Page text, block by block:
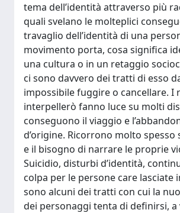
tema dell’identità attraverso più
quali svelano le molteplici
travaglio dell’identità di una
movimento porta, cosa significa
una cultura o in un retaggio
ci sono davvero dei tratti di esso
impossibile fuggire o cancellare. I
interpellerò fanno luce su molti
conseguono il viaggio e
d’origine. Ricorrono molto spesso
e il bisogno di narrare le proprie
Suicidio, disturbi d’identità,
colpa per le persone care lasciate
sono alcuni dei tratti con cui la
dei personaggi tenta di definirsi, a